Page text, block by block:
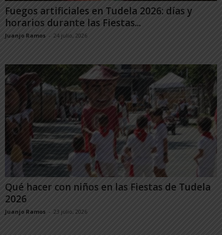
Fuegos artificiales en Tudela 2026: días y
horarios durante las Fiestas...
Juanjo Ramos - 24 julio, 2026
Qué hacer con niños en las Fiestas de Tudela
2026
Juanjo Ramos - 23 julio, 2026